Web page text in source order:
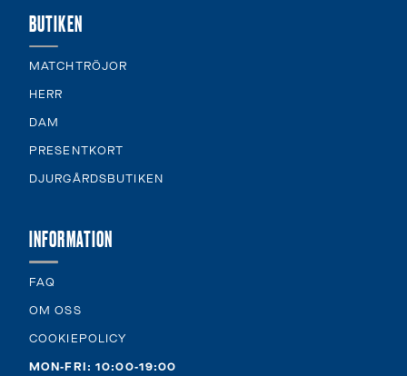
BUTIKEN
MATCHTRÖJOR
HERR
DAM
PRESENTKORT
DJURGÅRDSBUTIKEN
INFORMATION
FAQ
OM OSS
COOKIEPOLICY
MON-FRI: 10:00-19:00